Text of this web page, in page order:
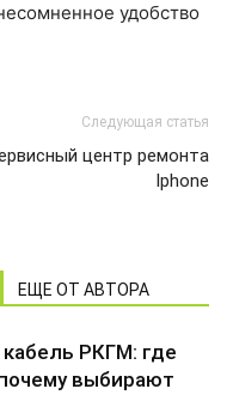
удобство
Следующая статья
центр ремонта
Iphone
ЕЩЕ ОТ АВТОРА
РКГМ: где
выбирают